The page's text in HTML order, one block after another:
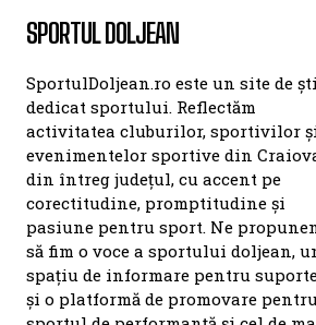
SPORTUL DOLJEAN
SportulDoljean.ro este un site de
dedicat sportului. Reflectăm
activitatea cluburilor, sportivilor
evenimentelor sportive din
din întreg județul, cu accent pe
corectitudine, promptitudine și
pasiune pentru sport. Ne
să fim o voce a sportului doljean,
spațiu de informare pentru
și o platformă de promovare pentru